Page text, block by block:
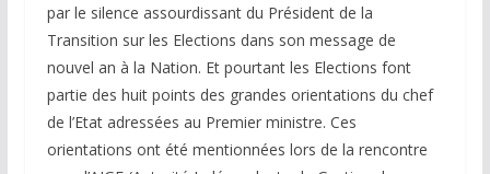
par le silence assourdissant du Président de la
Transition sur les Elections dans son message de
nouvel an à la Nation. Et pourtant les Elections font
partie des huit points des grandes orientations du chef
de l’Etat adressées au Premier ministre. Ces
orientations ont été mentionnées lors de la rencontre